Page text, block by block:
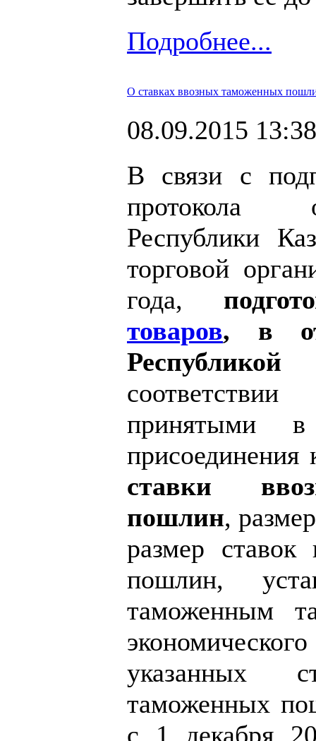
Подробнее...
О ставках ввозных таможенных
08.09.2015 13:38
В связи с
протокола
Республики
торговой
года,
товаров, в
принятыми в
ставки
пошлин,
размер
пошлин,
таможенным
указанных
таможенных
с 1 декабря